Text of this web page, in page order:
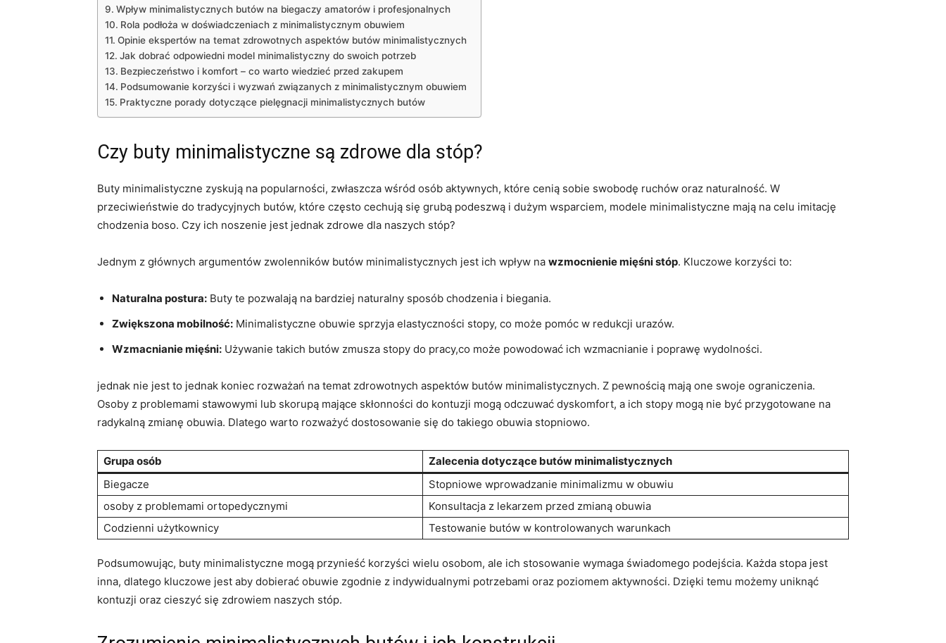
Wpływ minimalistycznych butów na biegaczy amatorów i profesjonalnych
Rola podłoża w doświadczeniach z minimalistycznym obuwiem
Opinie ekspertów na temat zdrowotnych aspektów butów minimalistycznych
Jak dobrać odpowiedni model minimalistyczny do swoich potrzeb
Bezpieczeństwo i komfort – co warto wiedzieć przed zakupem
Podsumowanie korzyści i wyzwań związanych z minimalistycznym obuwiem
Praktyczne porady dotyczące pielęgnacji minimalistycznych butów
Czy buty minimalistyczne są zdrowe dla stóp?
Buty minimalistyczne zyskują na popularności, zwłaszcza wśród osób aktywnych, które cenią sobie swobodę ruchów oraz naturalność. W
przeciwieństwie do tradycyjnych butów, które często cechują się grubą podeszwą i dużym wsparciem, modele minimalistyczne mają na celu imitację
chodzenia boso. Czy ich noszenie jest jednak zdrowe dla naszych stóp?
Jednym z głównych argumentów zwolenników butów minimalistycznych jest ich wpływ na wzmocnienie mięśni stóp. Kluczowe korzyści to:
Naturalna postura: Buty te pozwalają na bardziej naturalny sposób chodzenia i biegania.
Zwiększona mobilność: Minimalistyczne obuwie sprzyja elastyczności stopy, co może pomóc w redukcji urazów.
Wzmacnianie mięśni: Używanie takich butów zmusza stopy do pracy,co może powodować ich wzmacnianie i poprawę wydolności.
jednak nie jest to jednak koniec rozważań na temat zdrowotnych aspektów butów minimalistycznych. Z pewnością mają one swoje ograniczenia.
Osoby z problemami stawowymi lub skorupą mające skłonności do kontuzji mogą odczuwać dyskomfort, a ich stopy mogą nie być przygotowane na
radykalną zmianę obuwia. Dlatego warto rozważyć dostosowanie się do takiego obuwia stopniowo.
Grupa osób
Zalecenia dotyczące butów minimalistycznych
Biegacze
Stopniowe wprowadzanie minimalizmu w obuwiu
osoby z problemami ortopedycznymi
Konsultacja z lekarzem przed zmianą obuwia
Codzienni użytkownicy
Testowanie butów w kontrolowanych warunkach
Podsumowując, buty minimalistyczne mogą przynieść korzyści wielu osobom, ale ich stosowanie wymaga świadomego podejścia. Każda stopa jest
inna, dlatego kluczowe jest aby dobierać obuwie zgodnie z indywidualnymi potrzebami oraz poziomem aktywności. Dzięki temu możemy uniknąć
kontuzji oraz cieszyć się zdrowiem naszych stóp.